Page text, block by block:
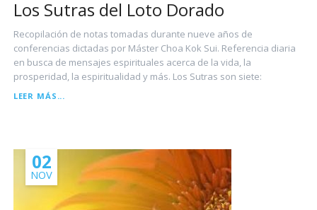
Los Sutras del Loto Dorado
Recopilación de notas tomadas durante nueve años de
conferencias dictadas por Máster Choa Kok Sui. Referencia diaria
en busca de mensajes espirituales acerca de la vida, la
prosperidad, la espiritualidad y más. Los Sutras son siete:
LEER MÁS...
02
NOV